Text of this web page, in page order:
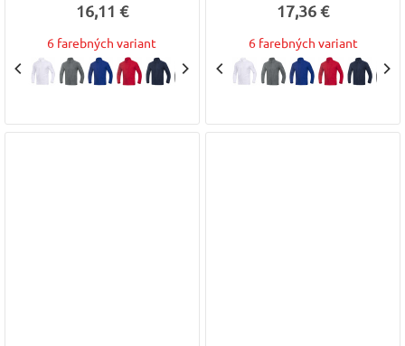
16,11 €
6 farebných variant
17,36 €
6 farebných variant